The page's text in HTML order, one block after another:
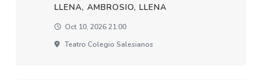
LLENA, AMBROSIO, LLENA
Oct 10, 2026 21:00
Teatro Colegio Salesianos